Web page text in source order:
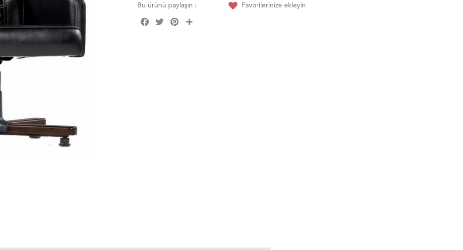
Bu ürünü paylaşın :
FacebookTwitterPinterest
Favorilerinize ekleyin